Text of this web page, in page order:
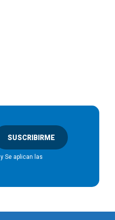
SUSCRIBIRME
y Se aplican las